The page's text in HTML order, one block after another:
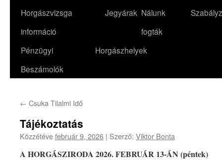
tartalomba
Horgászvizsga
információ
Jegyárak Nálunk
fogták
Pénzügyi
Beszámolók
Horgászhelyek
← Csuka Tilalmi Idő
Tájékoztatás
Közzétévefebruár 9, 2026 | Szerző: Viktor Bonta
A HORGÁSZIRODA 2026. FEBRUÁR 13-ÁN (péntek)